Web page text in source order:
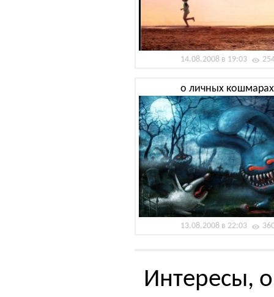
14.08.2008 в 19:03
о личных
13.08.2008 в 22:03
Интересы,